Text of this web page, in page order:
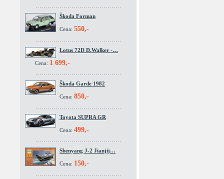
Škoda Forman
Cena: 550,-
Lotus 72D D.Walker -…
Cena: 1 699,-
Škoda Garde 1982
Cena: 850,-
Toyota SUPRA GR
Cena: 499,-
Shenyang J-2 Jianjij…
Cena: 150,-